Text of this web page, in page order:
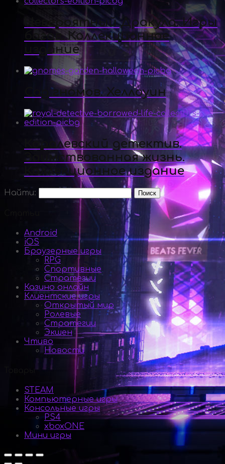
Невероятный Дракула. Игры
богов. Коллекционное
издание
Сад гномов. Хеллоуин
Королевский детектив.
Заимствованная жизнь.
Коллекционное издание
Найти:
Android
iOS
Браузерные игры
RPG
Спортивные
Стратегии
Казино онлайн
Клиентские игры
Открытый мир
Ролевые
Стратегии
Экшен
Чтиво
Новости
STEAM
Компьютерные игры
Консольные игры
PS4
xboxONE
Мини игры